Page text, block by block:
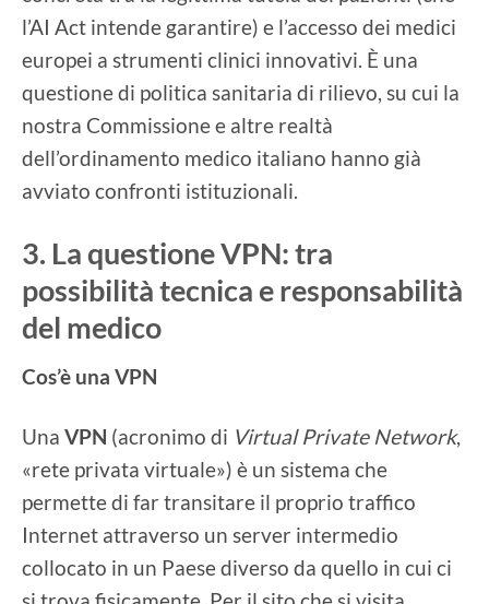
l’AI Act intende garantire) e l’accesso dei medici
europei a strumenti clinici innovativi. È una
questione di politica sanitaria di rilievo, su cui la
nostra Commissione e altre realtà
dell’ordinamento medico italiano hanno già
avviato confronti istituzionali.
3. La questione VPN: tra
possibilità tecnica e responsabilità
del medico
Cos’è una VPN
Una VPN (acronimo di Virtual Private Network,
«rete privata virtuale») è un sistema che
permette di far transitare il proprio traffico
Internet attraverso un server intermedio
collocato in un Paese diverso da quello in cui ci